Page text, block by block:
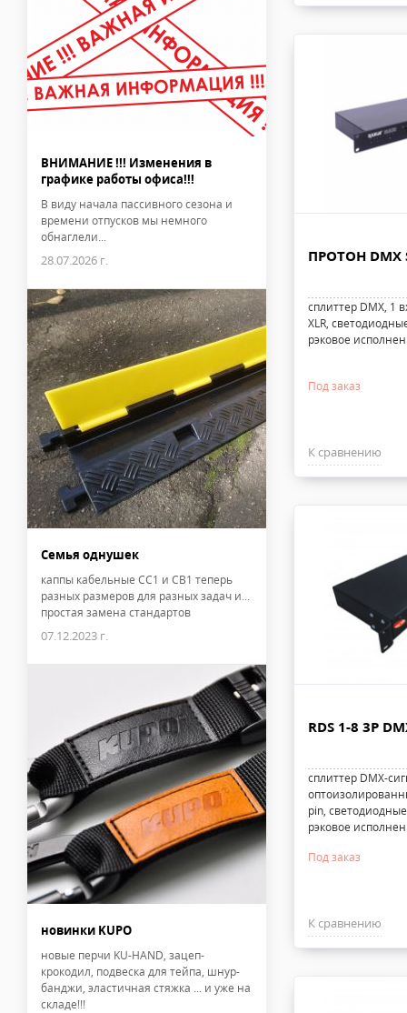
ВНИМАНИЕ !!! Изменения в
графике работы офиса!!!
В виду начала пассивного сезона и
времени отпусков мы немного
обнаглели...
28.07.2026 г.
Семья однушек
каппы кабельные CC1 и CB1 теперь
разных размеров для разных задач и...
простая замена стандартов
07.12.2023 г.
новинки KUPO
новые перчи KU-HAND, зацеп-
крокодил, подвеска для тейпа, шнур-
банджи, эластичная стяжка ... и уже на
складе!!!
ПРОТОН DMX
сплиттер DMX, 1
XLR,
рэковое
Под заказ
К сравнению
RDS 1-8 3P
сплиттер DMX-
pin,
рэковое
Под заказ
К сравнению